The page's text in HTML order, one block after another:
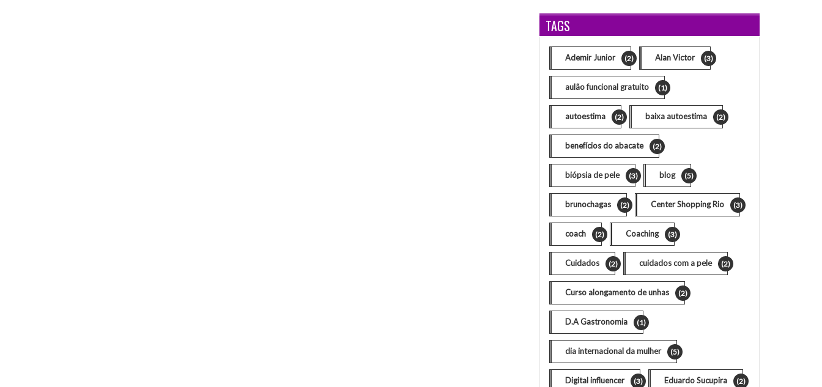
TAGS
Ademir Junior (2) Alan Victor (3)
aulão funcional gratuito (1)
autoestima (2) baixa autoestima (2)
benefícios do abacate (2)
biópsia de pele (3) blog (5)
brunochagas (2) Center Shopping Rio (3)
coach (2) Coaching (3)
Cuidados (2) cuidados com a pele (2)
Curso alongamento de unhas (2)
D.A Gastronomia (1)
dia internacional da mulher (5)
Digital influencer (3) Eduardo Sucupira (2)